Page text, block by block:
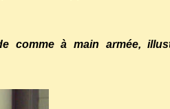
comme à main armée,